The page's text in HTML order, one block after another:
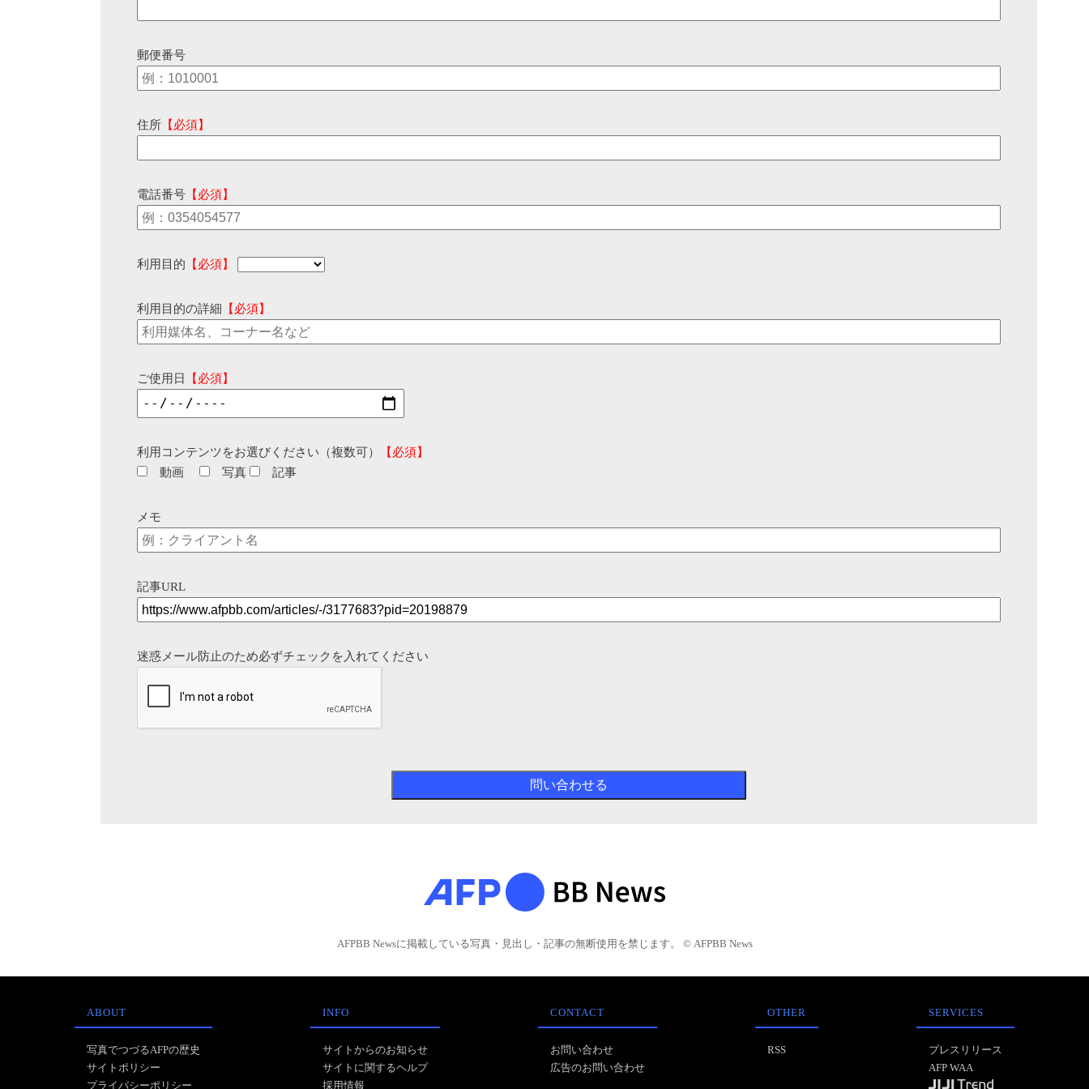
郵便番号
住所 【必須】
電話番号 【必須】
利用目的 【必須】
利用目的の詳細 【必須】
ご使用日 【必須】
利用コンテンツをお選びください（複数可）
【必須】
動画
写真 記事
メモ
記事URL
迷惑メール防止のため必ずチェックを入れてください
AFPBB Newsに掲載している写真・見出し・記事の無断使用を禁じます。 © AFPBB News
ABOUT
写真でつづるAFPの歴史
サイトポリシー
プライバシーポリシー
INFO
サイトからのお知らせ
サイトに関するヘルプ
採用情報
CONTACT
お問い合わせ
広告のお問い合わせ
OTHER
RSS
SERVICES
プレスリリース
AFP WAA